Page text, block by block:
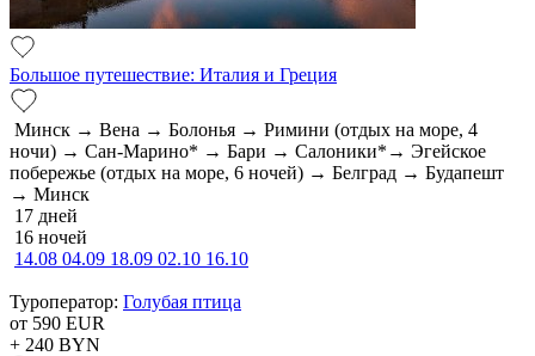
Большое путешествие: Италия и Греция
Минск → Вена → Болонья → Римини (отдых на море, 4
ночи) → Сан-Марино* → Бари → Салоники*→ Эгейское
побережье (отдых на море, 6 ночей) → Белград → Будапешт
→ Минск
17 дней
16 ночей
14.08 04.09 18.09 02.10 16.10
Туроператор: Голубая птица
от 590 EUR
+ 240 BYN